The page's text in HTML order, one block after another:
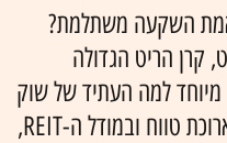
השקעה משתלמת?
קרן הריט הגדולה
מיוחד למה העתיד של שוק
הנדל"ן הישראלי טמון בשכירות ארוכת טווח ובמודל ה-REIT,